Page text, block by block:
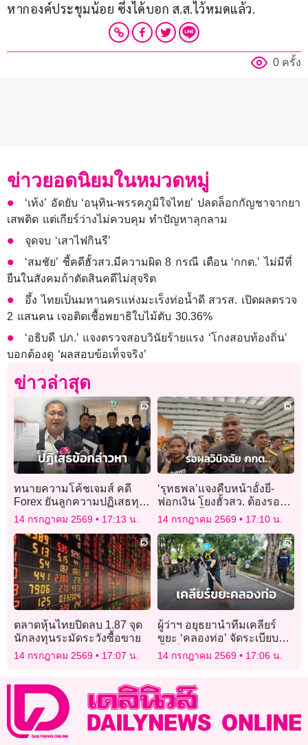
หากองค์ประชุมน้อย ซึ่งได้บอก ส.ส.ไว้หมดแล้ว.
0 ครั้ง
ข่าวยอดนิยมในหมวดหมู่
‘เท้ง’ อัดยับ ‘อนุทิน-พรรคภูมิใจไทย’ ปลดล็อกกัญชาจากยา
เสพติด แต่เกียร์ว่างไม่ควบคุม ทำปัญหาลุกลาม
จุดจบ ‘เสาไฟกินรี’
‘สมชัย’ ชี้คดีฮั้วสว.มีความผิด 8 กรณี เตือน ‘กกต.’ ไม่มีที่
ยืนในสังคมถ้าตัดสินคดีไม่สุจริต
อึ้ง ไทยเป็นมหานครแห่งมะเร็งท่อน้ำดี สวรส. เปิดผลตรวจ
2 แสนคน เจอติดเชื้อพยาธิใบไม้ตับ 30.36%
‘อธิบดี ปภ.’ แจงตรวจสอบวินัยร้ายแรง ‘โกงสอบท้องถิ่น’
บอกต้องดู ‘ผลสอบข้อเท็จจริง’
ข่าวล่าสุด
ทนายความโค้ชเจมส์ คดี
Forex ยันลูกความปฏิเสธทุก
ข้อกล่าวหา หลังถูกรวบคาส
นามบิน
14 กรกฎาคม 2569 17:13 น.
‘รุทธพล’แจงคืบหน้าอั้งยี่-
ฟอกเงิน โยงฮั้วสว. ต้องรอ
กกต.ฟันชี้ขาด
14 กรกฎาคม 2569 17:10 น.
ตลาดหุ้นไทยปิดลบ 1.87 จุด
นักลงทุนระมัดระวังซื้อขาย
14 กรกฎาคม 2569 17:07 น.
ผู้ว่าฯ อยุธยานำทีมเคลียร์
ขยะ ‘คลองท่อ’ จัดระเบียบ
พื้นที่สาธารณะ อนุรักษ์เมือง
มรดกโลก
14 กรกฎาคม 2569 17:06 น.